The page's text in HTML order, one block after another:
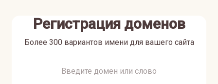
Регистрация доменов
Более 300 вариантов имени для вашего сайта